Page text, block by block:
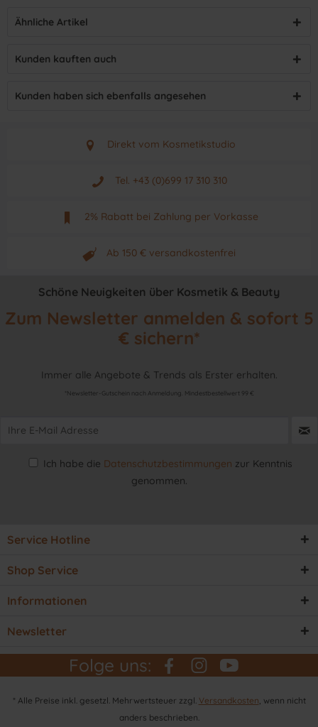
Ähnliche Artikel
Kunden kauften auch
Kunden haben sich ebenfalls angesehen
Direkt vom Kosmetikstudio
Aus Graz - Österreich
Tel. +43 (0)699 17 310 310
Mo - Fr. von 9 - 17 Uhr
2% Rabatt bei Zahlung per Vorkasse
Neuwertiges & aktuelles Produkt
Ab 150 € versandkostenfrei
Originalprodukt vom Hersteller
Schöne Neuigkeiten über Kosmetik & Beauty
Zum Newsletter anmelden & sofort 5
€ sichern*
Immer alle Angebote & Trends als Erster erhalten.
*Newsletter-Gutschein nach Anmeldung. Mindestbestellwert 99 €
Ich habe die Datenschutzbestimmungen zur Kenntnis
genommen.
Service Hotline
Shop Service
Informationen
Newsletter
Folge uns:
* Alle Preise inkl. gesetzl. Mehrwertsteuer zzgl. Versandkosten , wenn nicht
anders beschrieben.